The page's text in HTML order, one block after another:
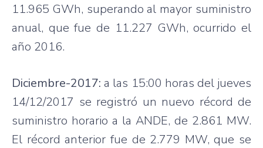
11.965 GWh, superando al mayor suministro
anual, que fue de 11.227 GWh, ocurrido el
año 2016.
Diciembre-2017: a las 15:00 horas del jueves
14/12/2017 se registró un nuevo récord de
suministro horario a la ANDE, de 2.861 MW.
El récord anterior fue de 2.779 MW, que se